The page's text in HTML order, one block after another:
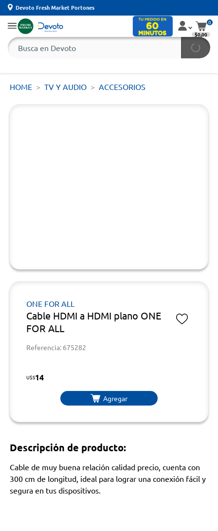
Devoto Fresh Market Portones
0
$0,00
HOME TV Y AUDIO ACCESORIOS
ONE FOR ALL
Cable HDMI a HDMI plano ONE
FOR ALL
Referencia: 675282
U$S14
Agregar
Descripción de producto:
Cable de muy buena relación calidad precio, cuenta con
300 cm de longitud, ideal para lograr una conexión fácil y
segura en tus dispositivos.